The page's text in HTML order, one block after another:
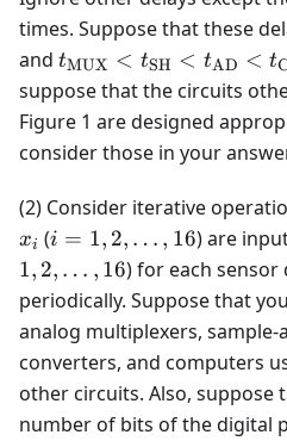
times. Suppose that these
and t_{\text{MUX}}
< t_{\text{SH}}
< t_{\text{AD}}
<
t_{\text{COMP}}
tMUX < tSH < tAD < t
suppose that the circuits
Figure 1 are designed
consider those in your
(2) Consider iterative
xi (i = 1,
2,
\dots,
16
i = 1, 2, … , 16) are
1, 2, … , 16) for each sensor
periodically. Suppose that
analog multiplexers, sample-
converters, and computers
other circuits. Also, suppose
number of bits of the digital